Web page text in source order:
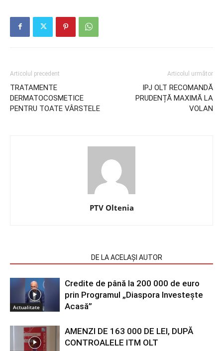
Articolul precedent
TRATAMENTE
DERMATOCOSMETICE
PENTRU TOATE VÂRSTELE
Articolul următor
IPJ OLT RECOMANDĂ
PRUDENȚĂ MAXIMĂ LA
VOLAN
PTV Oltenia
DE LA ACELAȘI AUTOR
Actualitate
Credite de până la 200 000 de euro
prin Programul „Diaspora Investește
Acasă”
AMENZI DE 163 000 DE LEI, DUPĂ
CONTROALELE ITM OLT